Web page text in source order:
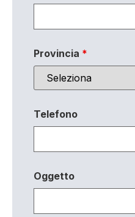
Provincia *
Telefono
Oggetto